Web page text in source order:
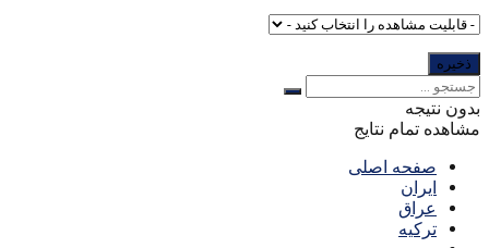
بدون نتیجه
مشاهده تمام نتایج
صفحه اصلی
ایران
عراق
ترکیه